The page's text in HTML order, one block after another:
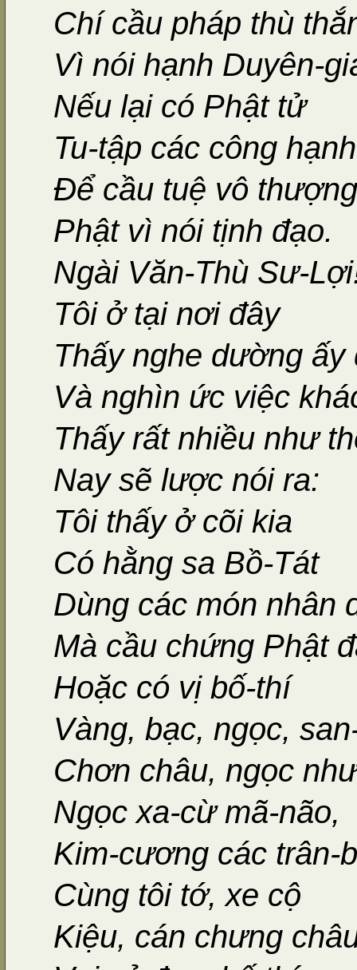
Chí cầu pháp thù
Vì nói hạnh Duyên-
Nếu lại có Phật tử
Tu-tập các công hạnh
Để cầu tuệ vô thượng
Phật vì nói tịnh đạo.
Ngài Văn-Thù Sư-
Tôi ở tại nơi đây
Thấy nghe dường ấy
Và nghìn ức việc
Thấy rất nhiều như
Nay sẽ lược nói ra:
Tôi thấy ở cõi kia
Có hằng sa Bồ-Tát
Dùng các món nhân
Mà cầu chứng Phật
Hoặc có vị bố-thí
Vàng, bạc, ngọc,
Chơn châu, ngọc
Ngọc xa-cừ mã-não,
Kim-cương các trân-
Cùng tôi tớ, xe cộ
Kiệu, cán chưng